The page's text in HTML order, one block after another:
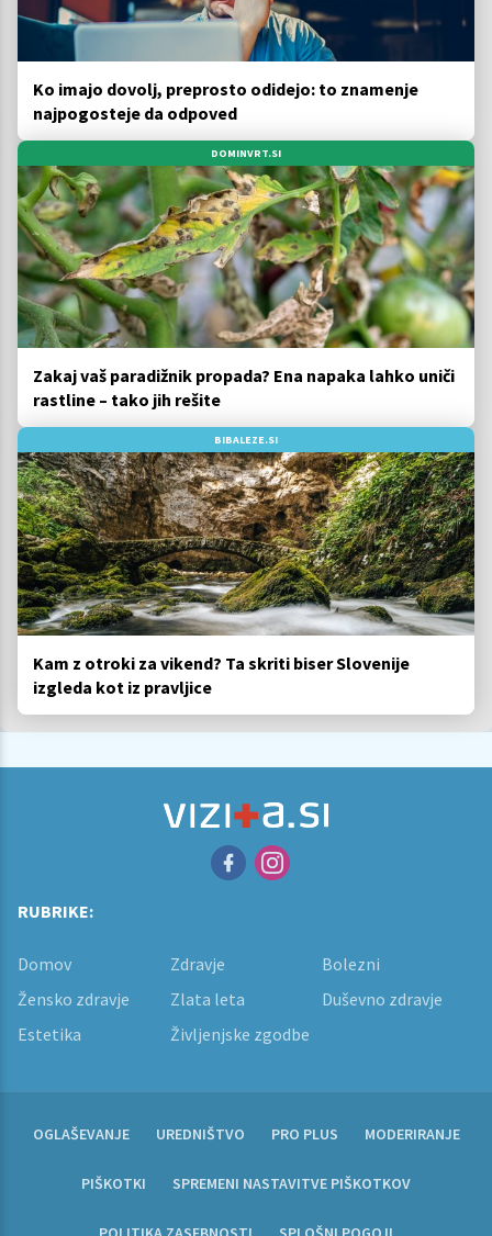
Ko imajo dovolj, preprosto odidejo: to znamenje
najpogosteje da odpoved
DOMINVRT.SI
Zakaj vaš paradižnik propada? Ena napaka lahko uniči
rastline – tako jih rešite
BIBALEZE.SI
Kam z otroki za vikend? Ta skriti biser Slovenije
izgleda kot iz pravljice
RUBRIKE:
Domov Zdravje
Bolezni
Žensko zdravje
Zlata leta
Duševno zdravje
Estetika
Življenjske zgodbe
OGLAŠEVANJE UREDNIŠTVO PRO PLUS MODERIRANJE
PIŠKOTKI SPREMENI NASTAVITVE PIŠKOTKOV